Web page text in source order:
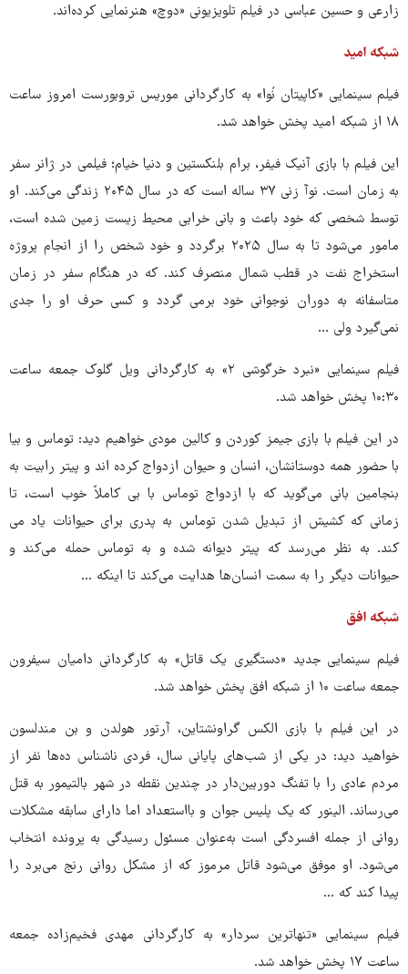
زارعی و حسین عباسی در فیلم تلویزیونی «دوچ» هنرنمایی کرده‌اند.
شبکه امید
فیلم سینمایی «کاپیتان نُوا» به کارگردانی موریس تروبورست امروز ساعت
۱۸ از شبکه امید پخش خواهد شد.
این فیلم با بازی آنیک فیفر، برام بلنکستین و دنیا خیام؛ فیلمی در ژانر سفر
به زمان است. نوآ زنی ۳۷ ساله است که در سال ۲۰۴۵ زندگی می‌کند. او
توسط شخصی که خود باعث و بانی خرابی محیط زیست زمین شده است،
مامور می‌شود تا به سال ۲۰۲۵ برگردد و خود شخص را از انجام پروژه
استخراج نفت در قطب شمال منصرف کند. که در هنگام سفر در زمان
متاسفانه به دوران نوجوانی خود برمی گردد و کسی حرف او را جدی
نمی‌گیرد ولی ...
فیلم سینمایی «نبرد خرگوشی ۲» به کارگردانی ویل گلوک جمعه ساعت
۱۰:۳۰ پخش خواهد شد.
در این فیلم با بازی جیمز کوردن و کالین مودی خواهیم دید: توماس و بیا
با حضور همه دوستانشان، انسان و حیوان ازدواج کرده اند و پیتر رابیت به
بنجامین بانی می‌گوید که با ازدواج توماس با بی کاملاً خوب است، تا
زمانی که کشیش از تبدیل شدن توماس به پدری برای حیوانات یاد می
کند. به نظر می‌رسد که پیتر دیوانه شده و به توماس حمله می‌کند و
حیوانات دیگر را به سمت انسان‌ها هدایت می‌کند تا اینکه ...
شبکه افق
فیلم سینمایی جدید «دستگیری یک قاتل» به کارگردانی دامیان سیفرون
جمعه ساعت ۱۰ از شبکه افق پخش خواهد شد.
در این فیلم با بازی الکس گراونشتاین، آرتور هولدن و بن مندلسون
خواهید دید: در یکی از شب‌های پایانی سال، فردی ناشناس ده‌ها نفر از
مردم عادی را با تفنگ دوربین‌دار در چندین نقطه در شهر بالتیمور به قتل
می‌رساند. الینور که یک پلیس جوان و بااستعداد اما دارای سابقه مشکلات
روانی از جمله افسردگی است به‌عنوان مسئول رسیدگی به پرونده انتخاب
می‌شود. او موفق می‌شود قاتل مرموز که از مشکل روانی رنج می‌برد را
پیدا کند که ...
فیلم سینمایی «تنهاترین سردار» به کارگردانی مهدی فخیم‌زاده جمعه
ساعت ۱۷ پخش خواهد شد.